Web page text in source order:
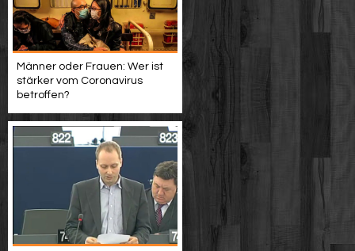
Männer oder Frauen: Wer ist
stärker vom Coronavirus
betroffen?